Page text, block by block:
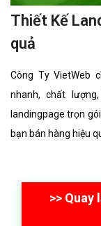
Thiết Kế
quả
Công Ty VietWeb
nhanh, chất
landingpage trọn
bạn bán hàng hiệu
>>